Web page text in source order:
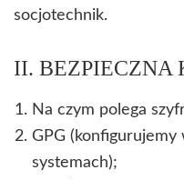
socjotechnik.
II. BEZPIECZNA
Na czym polega
GPG
systemach);